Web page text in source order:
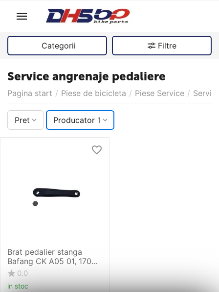
Categorii Filtre
Service angrenaje pedaliere
Pagina start / Piese de bicicleta / Piese Service /
Pret Producator 1
Brat pedalier stanga
Bafang CK A05 01, 170
mm, patrat, filet 9/16
inch, aluminiu, negru
0.0
in stoc